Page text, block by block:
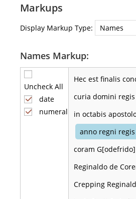
Markups
Display Markup Type:
Names Markup:
Uncheck All
date
numeral
Hec est finalis
curia domini
in octabis
anno regni
coram
Reginaldo de
Crepping